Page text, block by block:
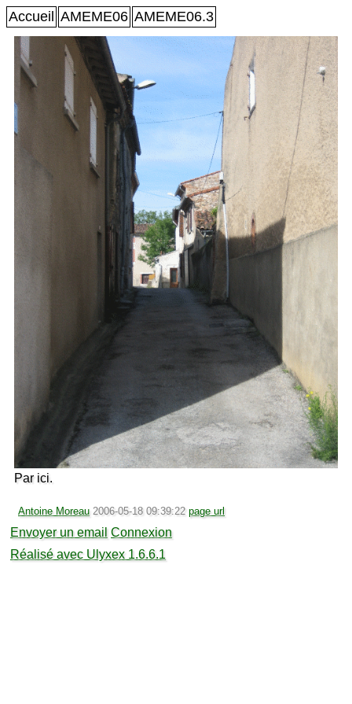
Accueil AMEME06 AMEME06.3
Par ici.
Antoine Moreau 2006-05-18 09:39:22 page url
Envoyer un email Connexion
Réalisé avec Ulyxex 1.6.6.1